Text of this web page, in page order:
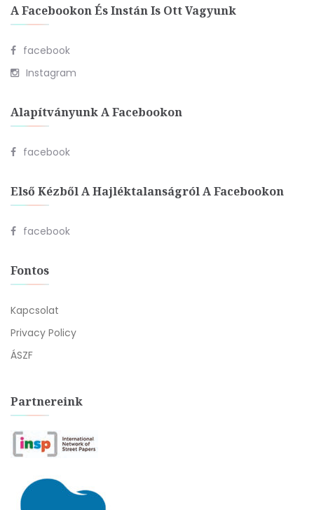
A Facebookon És Instán Is Ott Vagyunk
facebook
Instagram
Alapítványunk A Facebookon
facebook
Első Kézből A Hajléktalanságról A Facebookon
facebook
Fontos
Kapcsolat
Privacy Policy
ÁSZF
Partnereink